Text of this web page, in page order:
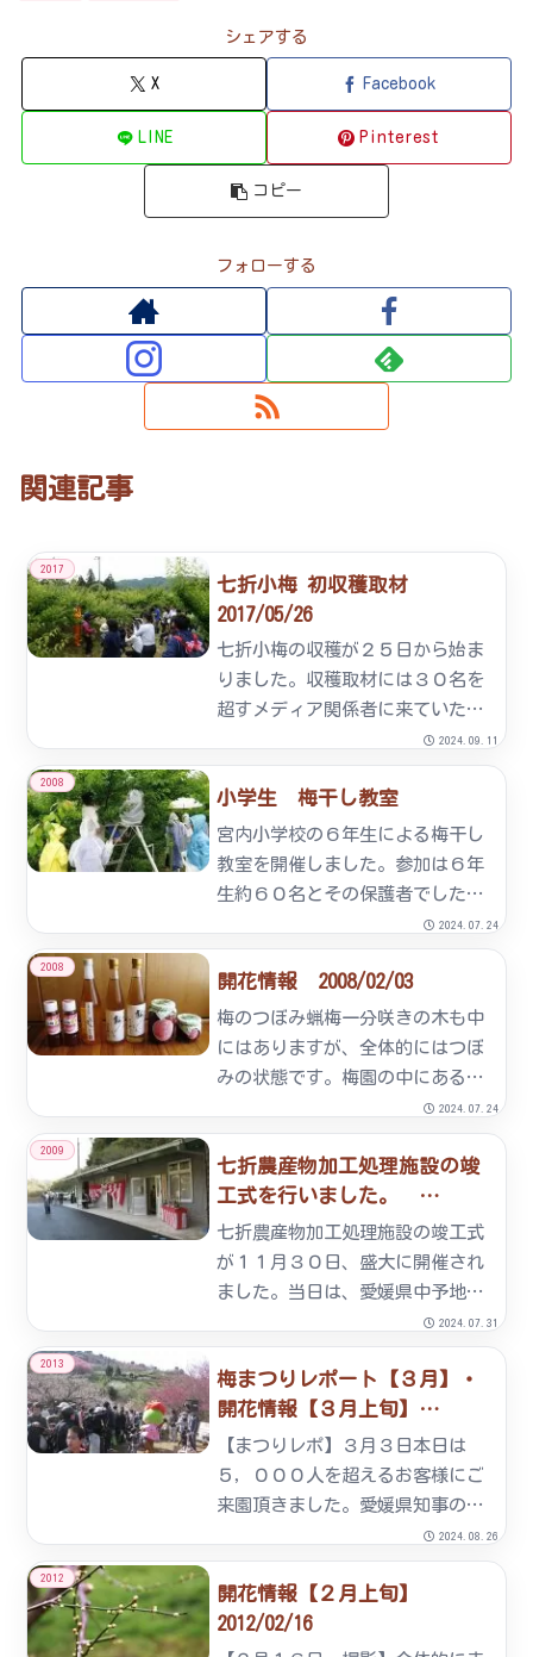
シェアする
X Facebook
LINE Pinterest
コピー
フォローする
関連記事
2017
七折小梅 初収穫取材
2017/05/26
七折小梅の収穫が２５日から始ま
りました。収穫取材には３０名を
超すメディア関係者に来ていただ
きました。あいにく雨上がりの露
の中ではありましたが精力的に取
材いただきました。組合からは七
折小梅のPRと凶作による品不足の
お詫びを伝えました。
2024.09.11
2008
小学生 梅干し教室
宮内小学校の６年生による梅干し
教室を開催しました。参加は６年
生約６０名とその保護者でした。
梅園にて梅を収穫し選別梅干し作
りに挑戦していただきました。
2024.07.24
2008
開花情報 2008/02/03
梅のつぼみ蝋梅一分咲きの木も中
にはありますが、全体的にはつぼ
みの状態です。梅園の中にある蝋
梅は満開になっています。売店に
て販売する商品（一部）
2024.07.24
2009
七折農産物加工処理施設の竣
工式を行いました。
2009/12/09
七折農産物加工処理施設の竣工式
が１１月３０日、盛大に開催され
ました。当日は、愛媛県中予地方
局長、砥部町長、砥部町議会長ほ
か、関係者の方々に多数ご列席頂
きました。新設された加工場で
は、品質の良い七折小梅を使用
し、国産の品質の良い塩と、地元
産の...
2024.07.31
2013
梅まつりレポート【３月】・
開花情報【３月上旬】
2013/03/03
【まつりレポ】３月３日本日は
５，０００人を超えるお客様にご
来園頂きました。愛媛県知事の中
村時広様、砥部町長の佐川秀紀様
をお迎えし、散餅のお手伝いをし
て頂きました。イベント広場で
は、梅の種とばし大会や南海放送
2024.08.26
2012
開花情報【２月上旬】
2012/02/16